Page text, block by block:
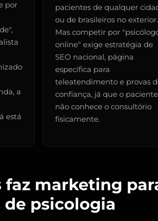
por
a
está
pacientes de qualquer
ou de brasileiros no exterior.
Mas competir por
online" exige estratégia de
SEO nacional, página
específica para
teleatendimento e provas
confiança, já que o paciente
não conhece o consultório
fisicamente.
faz marketing
psicologia